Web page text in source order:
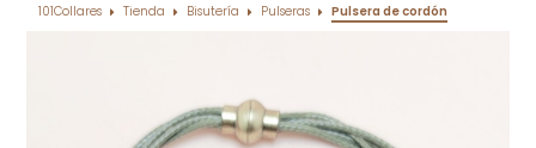
101Collares Tienda Bisutería Pulseras Pulsera de cordón